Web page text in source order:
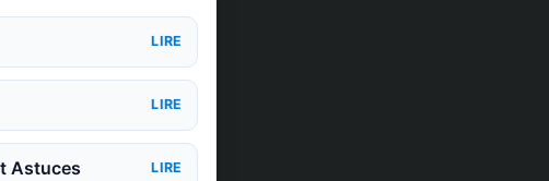
LIRE
LIRE
Astuces LIRE